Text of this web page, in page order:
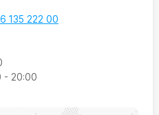
135 222 00
- 20:00